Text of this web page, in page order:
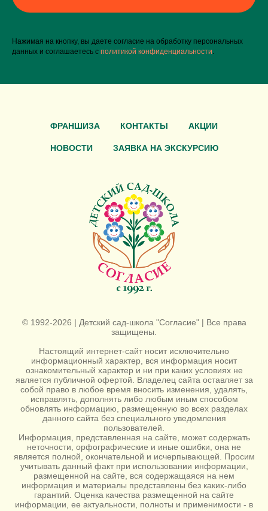
Нажимая на кнопку, вы даете согласие на обработку персональных
данных и соглашаетесь c политикой конфиденциальности
ФРАНШИЗА КОНТАКТЫ АКЦИИ
НОВОСТИ ЗАЯВКА НА ЭКСКУРСИЮ
© 1992-2026 | Детский сад-школа "Согласие" | Все права
защищены.
Настоящий интернет-сайт носит исключительно
информационный характер, вся информация носит
ознакомительный характер и ни при каких условиях не
является публичной офертой. Владелец сайта оставляет за
собой право в любое время вносить изменения, удалять,
исправлять, дополнять либо любым иным способом
обновлять информацию, размещенную во всех разделах
данного сайта без специального уведомления
пользователей.
Информация, представленная на сайте, может содержать
неточности, орфографические и иные ошибки, она не
является полной, окончательной и исчерпывающей. Просим
учитывать данный факт при использовании информации,
размещенной на сайте, вся содержащаяся на нем
информация и материалы представлены без каких-либо
гарантий. Оценка качества размещенной на сайте
информации, ее актуальности, полноты и применимости - в